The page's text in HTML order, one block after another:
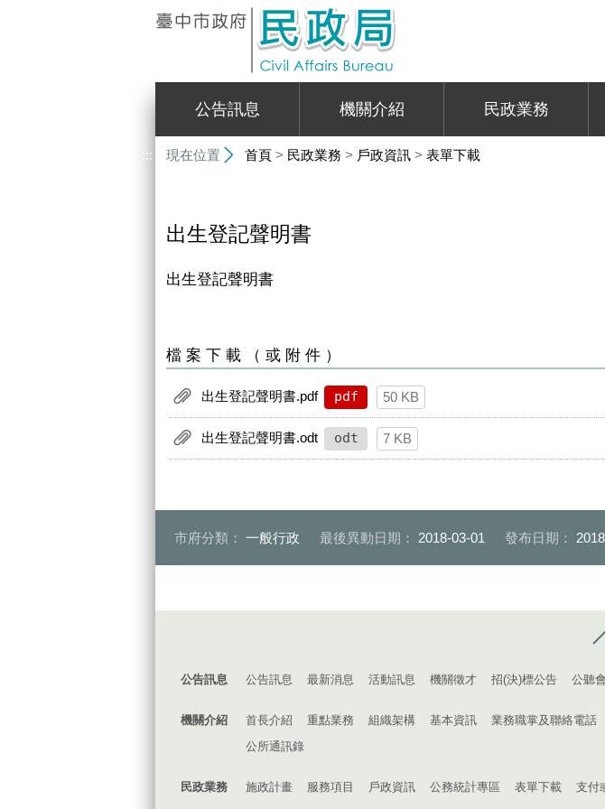
公告訊息 機關介紹 民政業務
::: 現在位置 首頁 > 民政業務 > 戶政資訊 > 表單下載
出生登記聲明書
出生登記聲明書
檔案下載（或附件）
出生登記聲明書.pdf pdf 50 KB
出生登記聲明書.odt odt 7 KB
市府分類： 一般行政 最後異動日期： 2018-03-01 發布日期：
公告訊息 公告訊息 最新消息 活動訊息 機關徵才 招(決)標公告 公聽
機關介紹 首長介紹 重點業務 組織架構 基本資訊 業務職掌及聯絡電話
公所通訊錄
民政業務 施政計畫 服務項目 戶政資訊 公務統計專區 表單下載 支付